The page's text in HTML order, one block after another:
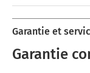
Garantie et
Garantie